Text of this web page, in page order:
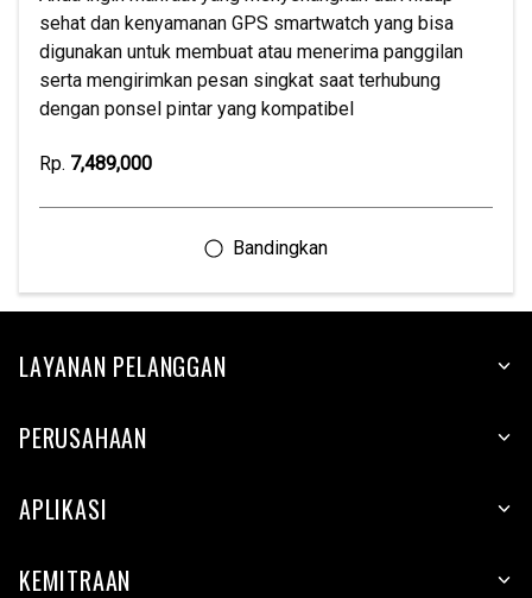
sehat dan kenyamanan GPS smartwatch yang bisa
digunakan untuk membuat atau menerima panggilan
serta mengirimkan pesan singkat saat terhubung
dengan ponsel pintar yang kompatibel
Rp. 7,489,000
LAYANAN PELANGGAN
PERUSAHAAN
APLIKASI
KEMITRAAN